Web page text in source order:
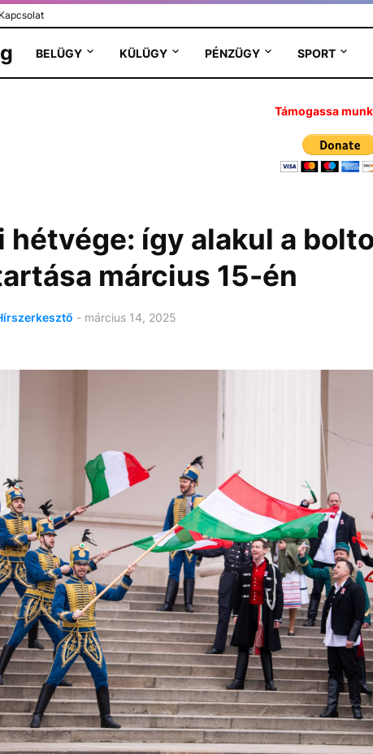
Kapcsolat
BELÜGY KÜLÜGY PÉNZÜGY SPORT
Támogassa
hétvége: így alakul a
március 15-én
- március 14, 2025